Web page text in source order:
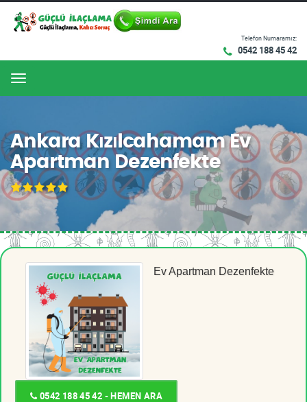
Telefon Numaramız:
0542 188 45 42
Menu
Ankara Kızılcahamam Ev
Apartman Dezenfekte
Ev Apartman Dezenfekte
0542 188 45 42 - HEMEN ARA